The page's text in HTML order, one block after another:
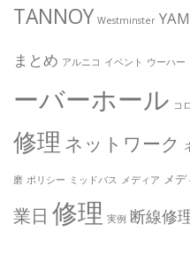
TANNOY Westminster
まとめ アルニコ イベント ウーハー
ーバーホール コ
修理 ネットワーク
磨 ポリシー ミッドバス メディア メ
業日 修理 実例 断線修